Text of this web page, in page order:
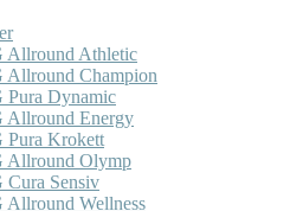
Athletic
Champion
Dynamic
Energy
Krokett
Olymp
Sensiv
Wellness